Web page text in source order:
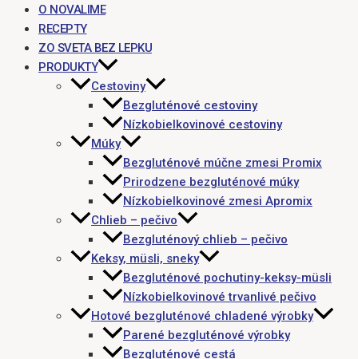
O NOVALIME
RECEPTY
ZO SVETA BEZ LEPKU
PRODUKTY
Cestoviny
Bezgluténové cestoviny
Nízkobielkovinové cestoviny
Múky
Bezgluténové múčne zmesi Promix
Prirodzene bezgluténové múky
Nízkobielkovinové zmesi Apromix
Chlieb – pečivo
Bezgluténový chlieb – pečivo
Keksy, müsli, sneky
Bezgluténové pochutiny-keksy-müsli
Nízkobielkovinové trvanlivé pečivo
Hotové bezgluténové chladené výrobky
Parené bezgluténové výrobky
Bezgluténové cestá